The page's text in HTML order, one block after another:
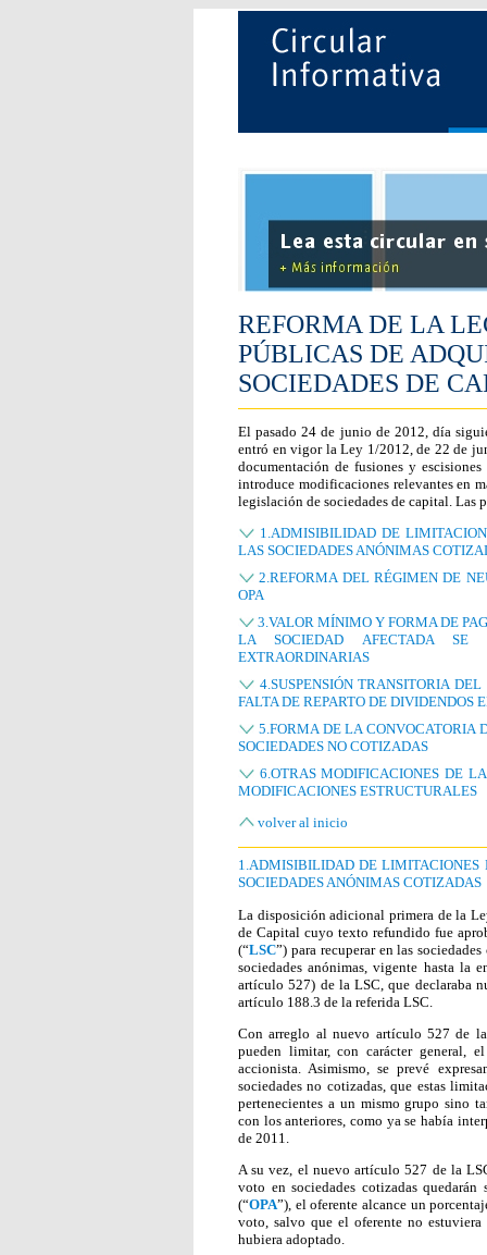
REFORMA DE LA
PÚBLICAS DE
SOCIEDADES DE
El pasado 24 de junio de 2012, día
entró en vigor la Ley 1/2012, de 22 de
documentación de fusiones y
introduce modificaciones relevantes en
legislación de sociedades de capital. Las
1.ADMISIBILIDAD DE
LAS SOCIEDADES ANÓNIMAS
2.REFORMA DEL RÉGIMEN DE
OPA
3.VALOR MÍNIMO Y FORMA DE
LA SOCIEDAD AFECTADA SE
EXTRAORDINARIAS
4.SUSPENSIÓN TRANSITORIA
FALTA DE REPARTO DE DIVIDENDOS
5.FORMA DE LA CONVOCATORIA
SOCIEDADES NO COTIZADAS
6.OTRAS MODIFICACIONES DE
MODIFICACIONES ESTRUCTURALES
volver al inicio
1.ADMISIBILIDAD DE LIMITACIONES
SOCIEDADES ANÓNIMAS COTIZADAS
La disposición adicional primera de la
de Capital cuyo texto refundido fue
(“LSC”) para recuperar en las
sociedades anónimas, vigente hasta
artículo 527) de la LSC, que declaraba
artículo 188.3 de la referida LSC.
Con arreglo al nuevo artículo 527 de la
pueden limitar, con carácter general,
accionista. Asimismo, se prevé
sociedades no cotizadas, que estas
pertenecientes a un mismo grupo sino
con los anteriores, como ya se había
de 2011.
A su vez, el nuevo artículo 527 de la
voto en sociedades cotizadas
(“OPA”), el oferente alcance un
voto, salvo que el oferente no
hubiera adoptado.